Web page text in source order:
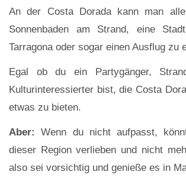
An der Costa Dorada kann man
Sonnenbaden am Strand, eine
Tarragona oder sogar einen Ausflug zu
Egal ob du ein Partygänger,
Kulturinteressierter bist, die Costa
etwas zu bieten.
Aber:
Wenn du nicht aufpasst,
dieser Region verlieben und nicht
also sei vorsichtig und genieße es in